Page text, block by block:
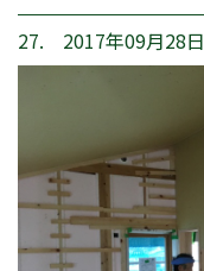
27. 2017年09月28日